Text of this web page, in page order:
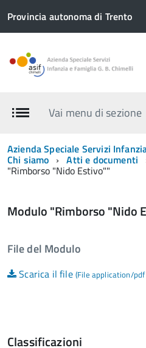
Provincia autonoma di Trento
Vai menu di sezione
Azienda Speciale Servizi
Chi siamo Atti e documenti
"Rimborso "Nido Estivo""
Modulo "Rimborso "Nido
File del Modulo
Scarica il file (File application/pdf
Classificazioni